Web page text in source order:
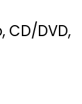
CD/DVD,